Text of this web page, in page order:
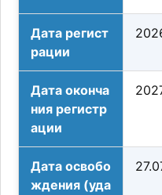
Дата регист
рации
Дата оконча
ния регистр
ации
Дата освобо
ждения (уда